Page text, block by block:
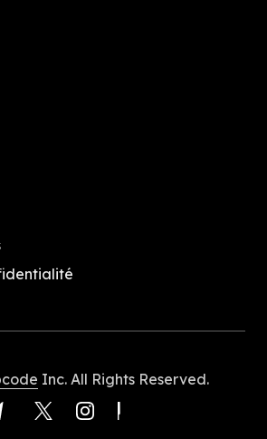
Inc. All Rights Reserved.